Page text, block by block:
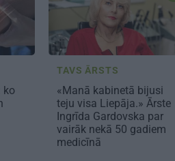
ko
TAVS ĀRSTS
«Manā kabinetā bijusi
teju visa Liepāja.» Ārste
Ingrīda Gardovska par
vairāk nekā 50 gadiem
medicīnā